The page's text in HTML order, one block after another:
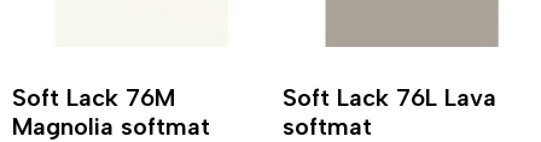
Soft Lack 76M
Magnolia softmat
Soft Lack 76L Lava
softmat